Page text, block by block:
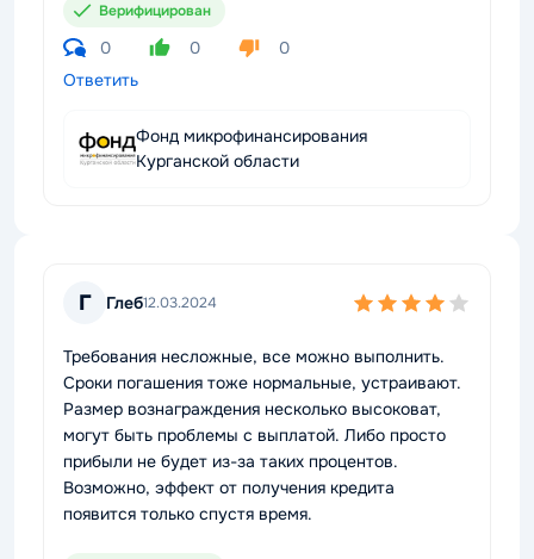
Верифицирован
0 0
0
Ответить
Фонд микрофинансирования
Курганской области
Г Глеб12.03.2024
Требования несложные, все можно выполнить.
Сроки погашения тоже нормальные, устраивают.
Размер вознаграждения несколько высоковат,
могут быть проблемы с выплатой. Либо просто
прибыли не будет из-за таких процентов.
Возможно, эффект от получения кредита
появится только спустя время.